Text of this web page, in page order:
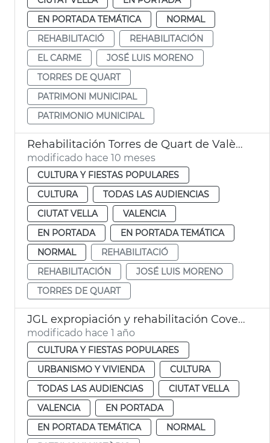
EN PORTADA TEMÁTICA
NORMAL
REHABILITACIÓ
REHABILITACIÓN
EL CARME
JOSÉ LUIS MORENO
TORRES DE QUART
PATRIMONI MUNICIPAL
PATRIMONIO MUNICIPAL
Rehabilitación Torres de Quart de València
modificado hace 10 meses
CULTURA Y FIESTAS POPULARES
CULTURA
TODAS LAS AUDIENCIAS
CIUTAT VELLA
VALENCIA
EN PORTADA
EN PORTADA TEMÁTICA
NORMAL
REHABILITACIÓ
REHABILITACIÓN
JOSÉ LUIS MORENO
TORRES DE QUART
JGL expropiación y rehabilitación Covetes de Sant Joan
modificado hace 1 año
CULTURA Y FIESTAS POPULARES
URBANISMO Y VIVIENDA
CULTURA
TODAS LAS AUDIENCIAS
CIUTAT VELLA
VALENCIA
EN PORTADA
EN PORTADA TEMÁTICA
NORMAL